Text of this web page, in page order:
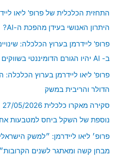
:
התחזית הכלכלית של פרופ' ליאו
היתרון האנושי בעידן מהפכת ה-AI?
פרופ' ליידרמן בערוץ הכלכלה:
ב- AI יהיו הגורם הדומיננטי בשווקים
פרופ' ליאו ליידרמן בערוץ
הדולר והריבית במשק
נוספת של השקל ביחס למטבעות
פרופ׳ ליאו ליידרמן: ״למשק
מבחן קשה ומאתגר לשנים הקרובות״